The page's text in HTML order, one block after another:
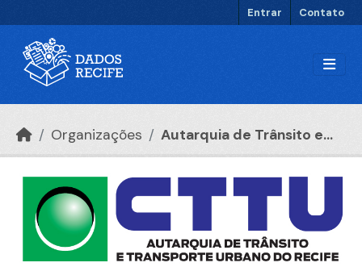
Entrar Contato
Organizações Autarquia de Trânsito e...